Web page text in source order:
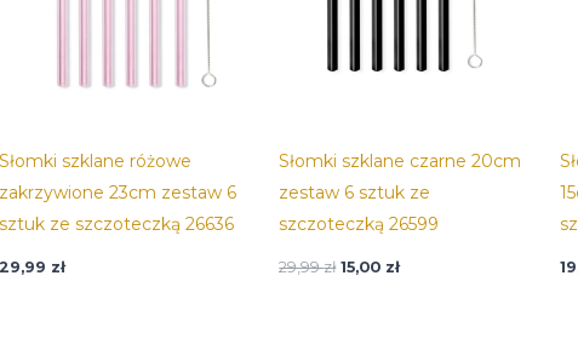
Słomki szklane różowe
zakrzywione 23cm zestaw 6
sztuk ze szczoteczką 26636
29,99 zł
Słomki szklane czarne 20cm
zestaw 6 sztuk ze
szczoteczką 26599
29,99zł 15,00 zł